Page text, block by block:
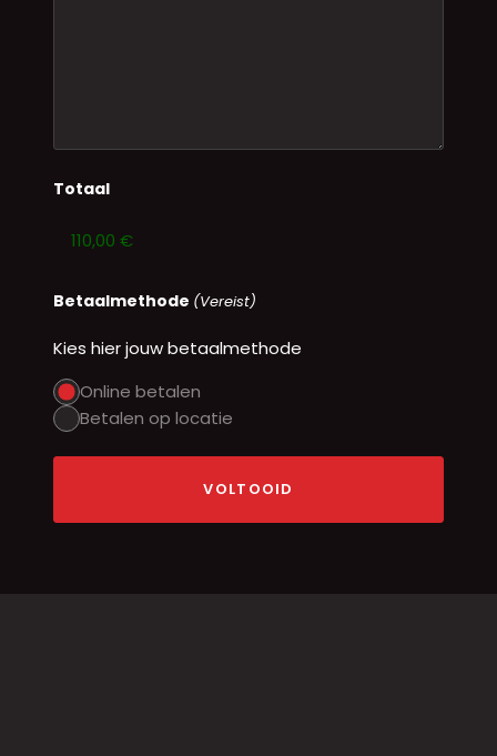
Totaal
Betaalmethode (Vereist)
Kies hier jouw betaalmethode
Online betalen
Betalen op locatie